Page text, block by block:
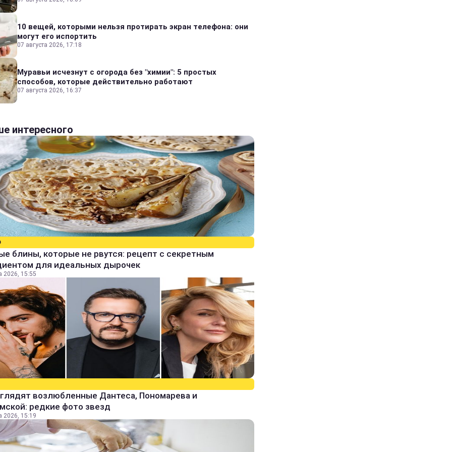
10 вещей, которыми нельзя протирать экран телефона: они
могут его испортить
07 августа 2026, 17:18
Муравьи исчезнут с огорода без "химии": 5 простых
способов, которые действительно работают
07 августа 2026, 16:37
интересного
блины, которые не рвутся: рецепт с секретным
для идеальных дырочек
2026, 15:55
возлюбленные Дантеса, Пономарева и
редкие фото звезд
2026, 15:19